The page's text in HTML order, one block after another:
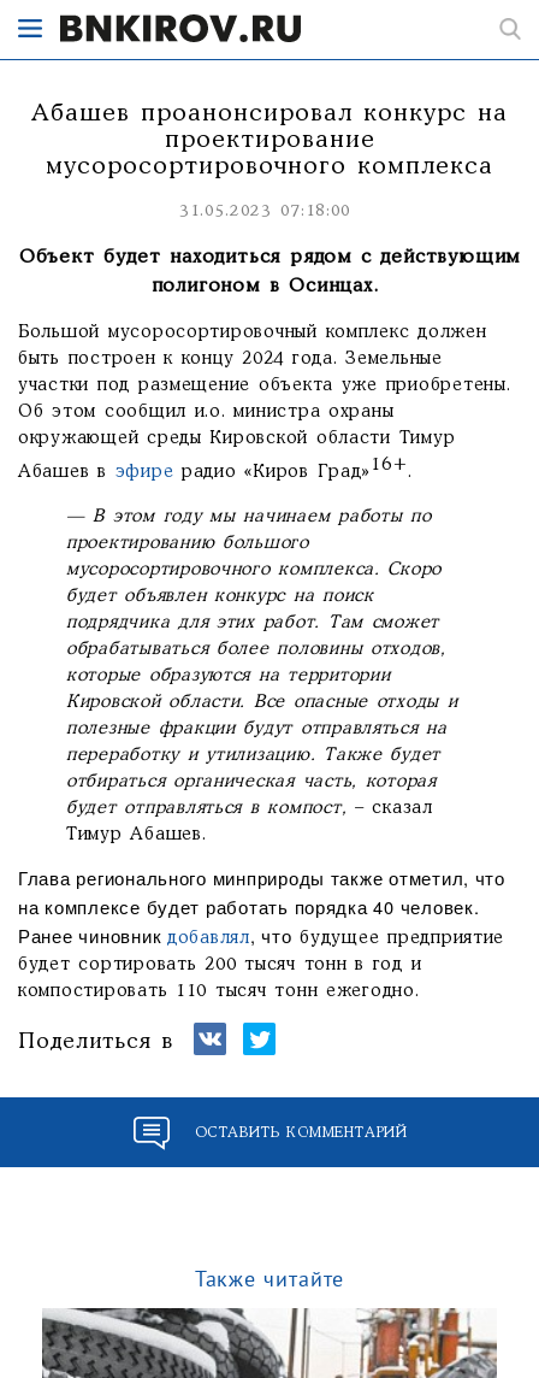
Абашев проанонсировал конкурс на
проектирование
мусоросортировочного комплекса
31.05.2023 07:18:00
Объект будет находиться рядом с действующим
полигоном в Осинцах.
Большой мусоросортировочный комплекс должен
быть построен к концу 2024 года. Земельные
участки под размещение объекта уже приобретены.
Об этом сообщил и.о. министра охраны
окружающей среды Кировской области Тимур
Абашев в эфире радио «Киров Град» 16+.
— В этом году мы начинаем работы по
проектированию большого
мусоросортировочного комплекса. Скоро
будет объявлен конкурс на поиск
подрядчика для этих работ. Там сможет
обрабатываться более половины отходов,
которые образуются на территории
Кировской области. Все опасные отходы и
полезные фракции будут отправляться на
переработку и утилизацию. Также будет
отбираться органическая часть, которая
будет отправляться в компост,– сказал
Тимур Абашев.
Глава регионального минприроды также отметил, что
на комплексе будет работать порядка 40 человек.
Ранее чиновник добавлял, что будущее предприятие
будет сортировать 200 тысяч тонн в год и
компостировать 110 тысяч тонн ежегодно.
Поделиться в
ОСТАВИТЬ КОММЕНТАРИЙ
Также читайте